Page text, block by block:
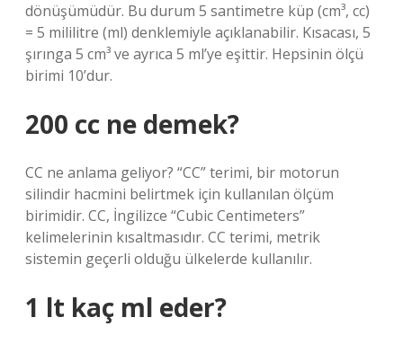
dönüşümüdür. Bu durum 5 santimetre küp (cm³, cc)
= 5 mililitre (ml) denklemiyle açıklanabilir. Kısacası, 5
şırınga 5 cm³ ve ayrıca 5 ml’ye eşittir. Hepsinin ölçü
birimi 10’dur.
200 cc ne demek?
CC ne anlama geliyor? “CC” terimi, bir motorun
silindir hacmini belirtmek için kullanılan ölçüm
birimidir. CC, İngilizce “Cubic Centimeters”
kelimelerinin kısaltmasıdır. CC terimi, metrik
sistemin geçerli olduğu ülkelerde kullanılır.
1 lt kaç ml eder?